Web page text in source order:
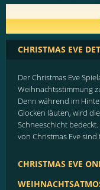
CHRISTMAS EVE
Der Christmas Eve
Weihnachtsstimmung
Denn während im
Glocken läuten, wird
Schneeschicht
von Christmas Eve
CHRISTMAS EVE